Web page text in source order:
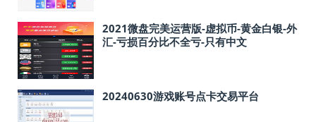
2021微盘完美运营版-虚拟币-黄金白银-外
汇-亏损百分比不全亏-只有中文
20240630游戏账号点卡交易平台